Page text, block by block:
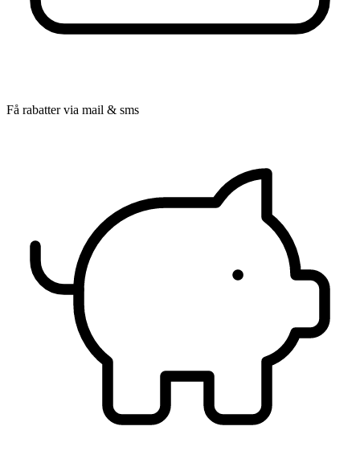
Få rabatter via mail & sms